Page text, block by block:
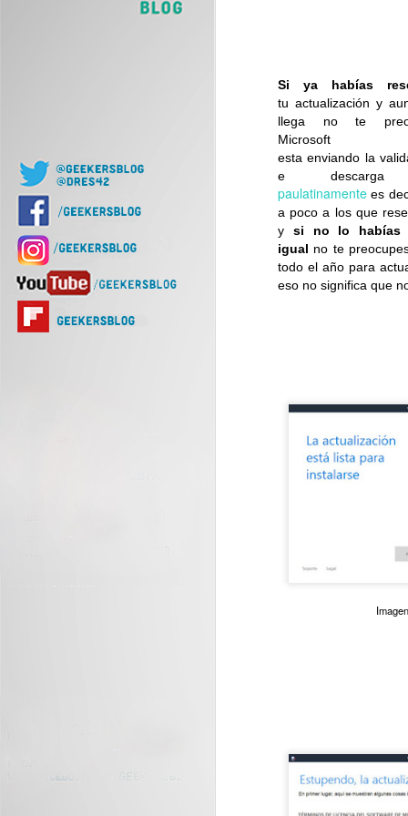
Si ya habías
tu actualización y
llega no te
Microsoft
esta enviando la
e descarga
paulatinamente es
a poco a los que
y si no lo habías
igual no te
todo el año para
eso no significa que